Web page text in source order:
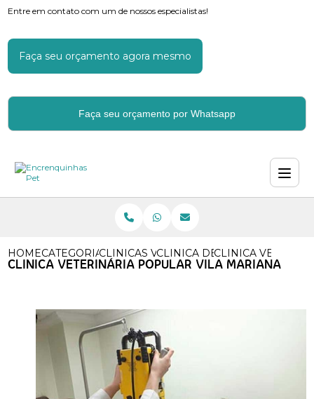
Entre em contato com um de nossos especialistas!
Faça seu orçamento agora mesmo
Faça seu orçamento por Whatsapp
HOMECATEGORIASCLINICAS VETERINARIAS
CLINICA DE VETERINARIA
CLINICA
CLINICA VETERINÁRIA POPULAR VILA MARIANA